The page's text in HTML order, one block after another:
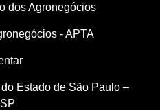
dos Agronegócios
- APTA
Estado de São Paulo –